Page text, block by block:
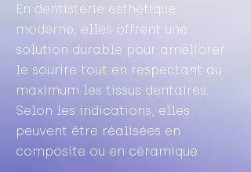
En dentisterie esthétique
moderne, elles offrent une
solution durable pour améliorer
le sourire tout en respectant au
maximum les tissus dentaires.
Selon les indications, elles
peuvent être réalisées en
composite ou en céramique.